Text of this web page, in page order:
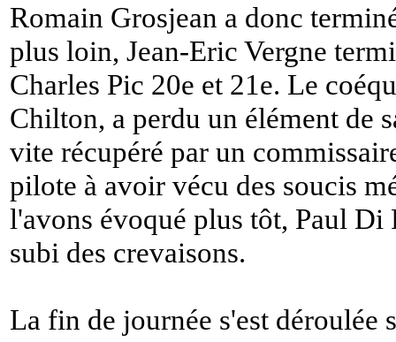
Romain Grosjean a donc
plus loin, Jean-Eric Vergne
Charles Pic 20e et 21e. Le
Chilton, a perdu un élément de
vite récupéré par un
pilote à avoir vécu des soucis
l'avons évoqué plus tôt, Paul Di
subi des crevaisons.
La fin de journée s'est déroulée